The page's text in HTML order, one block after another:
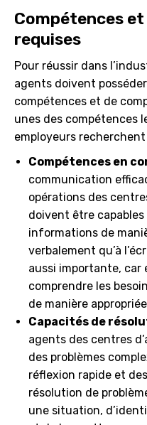
Compétences
requises
Pour réussir dans
agents doivent
compétences et de
unes des compétences
employeurs recherchent
Compétences en
communication
opérations des
doivent être
informations de
verbalement qu’à
aussi importante, car
comprendre les
de manière
Capacités de
agents des centres
des problèmes
réflexion rapide et
résolution de
une situation,